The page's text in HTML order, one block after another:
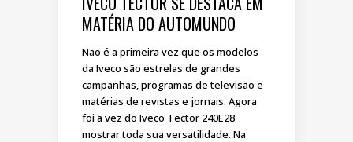
MATÉRIA DO AUTOMUNDO
Não é a primeira vez que os modelos
da Iveco são estrelas de grandes
campanhas, programas de televisão e
matérias de revistas e jornais. Agora
foi a vez do Iveco Tector 240E28
mostrar toda sua versatilidade. Na